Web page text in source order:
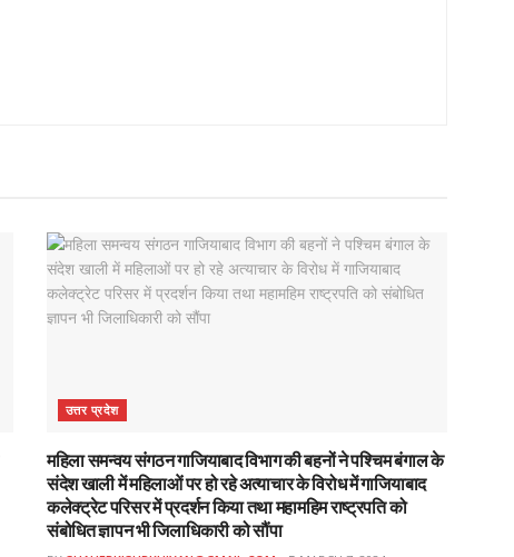
उत्तर प्रदेश
महिला समन्वय संगठन गाजियाबाद विभाग की बहनों ने पश्चिम बंगाल के
संदेश खाली में महिलाओं पर हो रहे अत्याचार के विरोध में गाजियाबाद
कलेक्ट्रेट परिसर में प्रदर्शन किया तथा महामहिम राष्ट्रपति को
संबोधित ज्ञापन भी जिलाधिकारी को सौंपा